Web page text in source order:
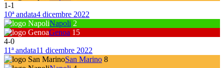
1-1
10ª andata4 dicembre 2022
Napoli 2
Genoa 15
4-0
11ª andata11 dicembre 2022
San Marino 8